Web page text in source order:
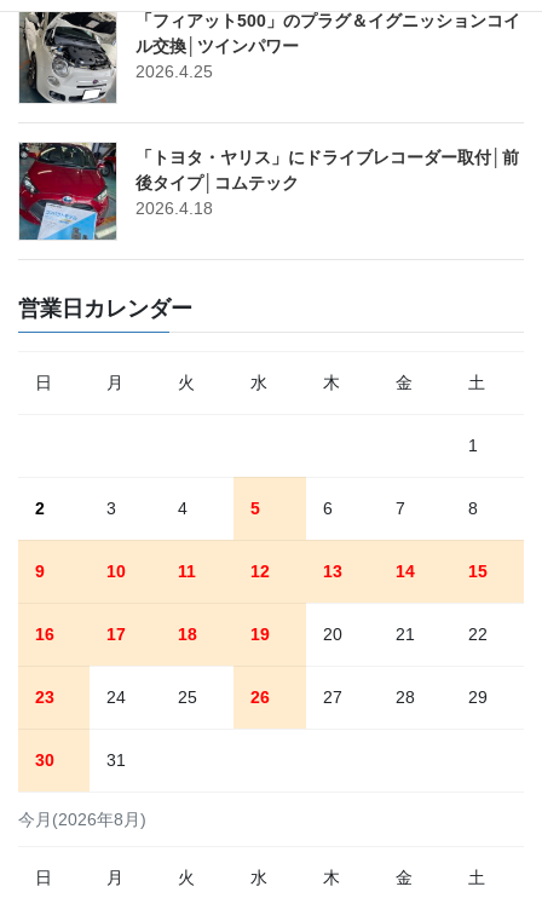
「フィアット500」のプラグ＆イグニッションコイ
ル交換│ツインパワー
2026.4.25
「トヨタ・ヤリス」にドライブレコーダー取付│前
後タイプ│コムテック
2026.4.18
営業日カレンダー
今月(2026年8月)
日 月 火 水 木 金 土
1
2 3 4 5 6 7 8
9 10 11 12 13 14 15
16 17 18 19 20 21 22
23 24 25 26 27 28 29
30 31
日 月 火 水 木 金 土